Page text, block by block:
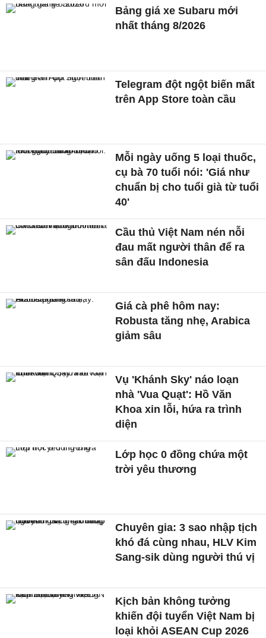
Bảng giá xe Subaru mới
nhất tháng 8/2026
Telegram đột ngột biến mất
trên App Store toàn cầu
Mỗi ngày uống 5 loại thuốc,
cụ bà 70 tuổi nói: 'Giá như
chuẩn bị cho tuổi già từ tuổi
40'
Cầu thủ Việt Nam nén nỗi
đau mất người thân để ra
sân đấu Indonesia
Giá cà phê hôm nay:
Robusta tăng nhẹ, Arabica
giảm sâu
Vụ 'Khánh Sky' náo loạn
nhà 'Vua Quạt': Hồ Văn
Khoa xin lỗi, hứa ra trình
diện
Lớp học 0 đồng chứa một
trời yêu thương
Chuyên gia: 3 sao nhập tịch
khó đá cùng nhau, HLV Kim
Sang-sik dùng người thú vị
Kịch bản không tưởng
khiến đội tuyển Việt Nam bị
loại khỏi ASEAN Cup 2026